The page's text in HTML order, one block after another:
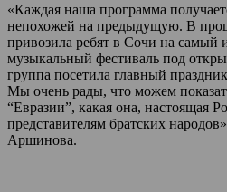
«Каждая наша программа
непохожей на предыдущую. В
привозила ребят в Сочи на самый
музыкальный фестиваль под
группа посетила главный
Мы очень рады, что можем
“Евразии”, какая она, настоящая
представителям братских
Аршинова.